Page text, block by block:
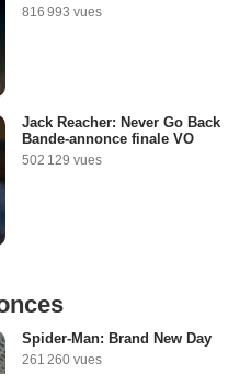
816 993 vues
Jack Reacher: Never Go Back
Bande-annonce finale VO
502 129 vues
Spider-Man: Brand New Day
261 260 vues